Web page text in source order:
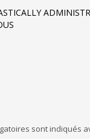
sont indiqués